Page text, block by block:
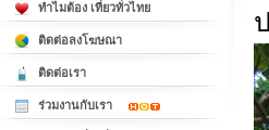
ทำไมต้อง เที่ยวทั่วไทย
ติดต่อลงโฆษณา
ติดต่อเรา
ร่วมงานกับเรา